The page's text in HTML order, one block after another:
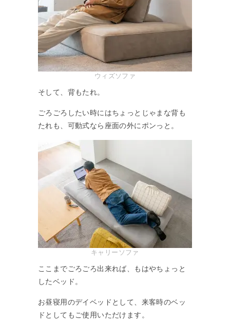
ウィズソファ
そして、背もたれ。
ごろごろしたい時にはちょっとじゃまな背も
たれも、可動式なら座面の外にポンっと。
キャリーソファ
ここまでごろごろ出来れば、もはやちょっと
したベッド。
お昼寝用のデイベッドとして、来客時のベッ
ドとしてもご使用いただけます。